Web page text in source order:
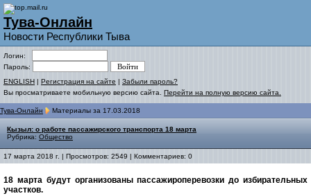
Тува-Онлайн
Новости Республики Тыва
Логин:
Пароль:
ENGLISH | Регистрация на сайте | Забыли пароль?
Вы просматриваете мобильную версию сайта. Перейти на полную версию сайта.
Тува-Онлайн Материалы за 17.03.2018
Кызыл: о работе пассажирского транспорта 18 марта
Рубрика: Общество
17 марта 2018 г. | Просмотров: 2549 | Комментариев: 0
18 марта будут организованы пассажироперевозки до избирательных
участков.